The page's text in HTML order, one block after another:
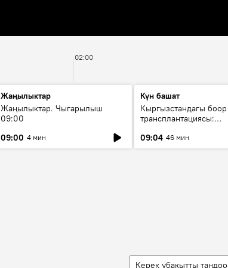
02:00
Жаңылыктар
Жаңылыктар. Чыгарылыш
09:00
09:00 4 мин
Күн башат
Кыргызстандагы боор
трансплантациясы:
келечеги
09:04 46 мин
Керек убакытты тандоо